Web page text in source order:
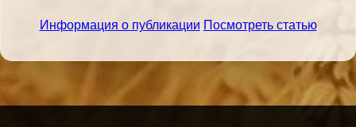
Информация о публикации Посмотреть статью